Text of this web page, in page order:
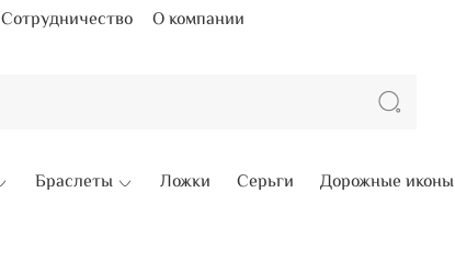
Сотрудничество О компании
Браслеты Ложки Серьги Дорожные иконы